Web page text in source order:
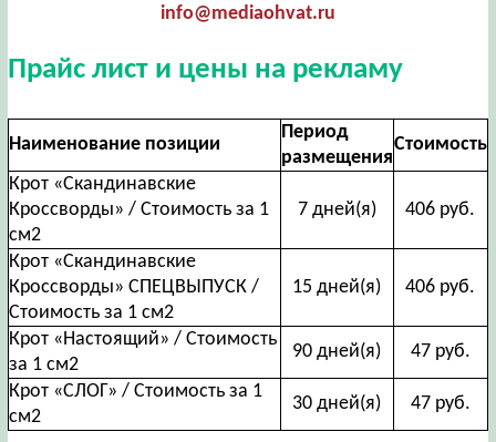
info@mediaohvat.ru
Прайс лист и цены на рекламу
Наименование позиции
Период
размещения
Стоимость
Крот «Скандинавские
Кроссворды» / Стоимость за 1
см2
7 дней(я) 406 руб.
Крот «Скандинавские
Кроссворды» СПЕЦВЫПУСК /
Стоимость за 1 см2
15 дней(я) 406 руб.
Крот «Настоящий» / Стоимость
за 1 см2
90 дней(я)
47 руб.
Крот «СЛОГ» / Стоимость за 1
см2
30 дней(я) 47 руб.